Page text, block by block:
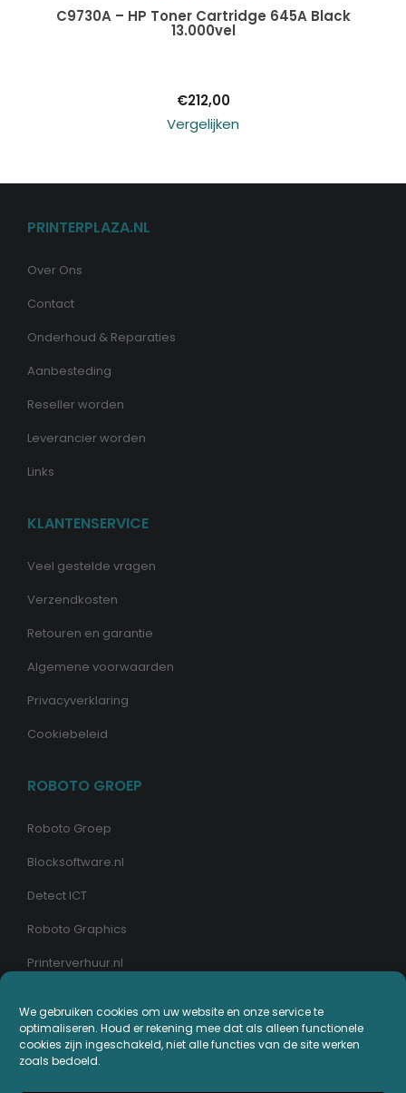
We gebruiken cookies om uw website en onze service te
optimaliseren. Houd er rekening mee dat als alleen functionele
cookies zijn ingeschakeld, niet alle functies van de site werken
zoals bedoeld.
Toevoegen aan
C9730A – HP Toner Cartridge 645A Black
13.000vel
€212,00
Vergelijken
PRINTERPLAZA.NL
Over Ons
Contact
Onderhoud & Reparaties
Aanbesteding
Reseller worden
Leverancier worden
Links
KLANTENSERVICE
Veel gestelde vragen
Verzendkosten
Retouren en garantie
Algemene voorwaarden
Privacyverklaring
Cookiebeleid
ROBOTO GROEP
Roboto Groep
Blocksoftware.nl
Detect ICT
Roboto Graphics
Printerverhuur.nl
MIJN PRINTERPLAZA.NL
Bestellingen